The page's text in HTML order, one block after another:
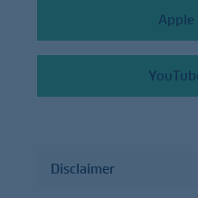
Apple
Disclaimer